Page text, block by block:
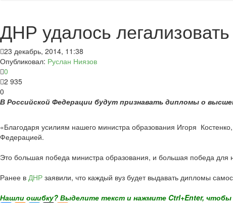
ДНР удалось
23 декабрь, 2014, 11:38
Опубликовал: Руслан Ниязов
0
2 935
0
В Российской Федерации будут признавать дипломы о
«Благодаря усилиям нашего министра образования Игоря
Федерацией.
Это большая победа министра образования, и большая победа для
Ранее в ДНР заявили, что каждый вуз будет выдавать дипломы
Нашли ошибку? Выделите текст и нажмите Ctrl+Enter,